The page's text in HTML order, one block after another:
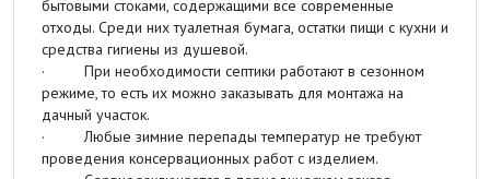
бытовыми стоками, содержащими все современные
отходы. Среди них туалетная бумага, остатки пищи с кухни и
средства гигиены из душевой.
· При необходимости септики работают в сезонном
режиме, то есть их можно заказывать для монтажа на
дачный участок.
· Любые зимние перепады температур не требуют
проведения консервационных работ с изделием.